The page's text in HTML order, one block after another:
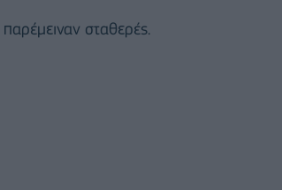
σταθερές.